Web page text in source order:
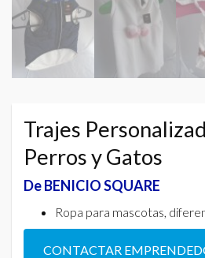
Trajes
Perros y Gatos
De BENICIO SQUARE
Ropa para mascotas,
CONTACTAR